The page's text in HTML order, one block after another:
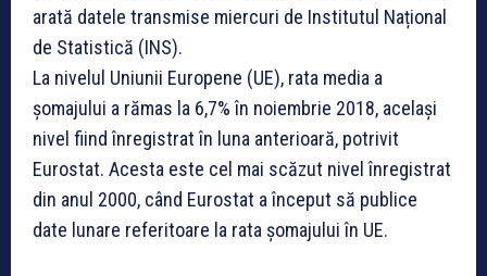
arată datele transmise miercuri de Institutul Național
de Statistică (INS).
La nivelul Uniunii Europene (UE), rata media a
șomajului a rămas la 6,7% în noiembrie 2018, același
nivel fiind înregistrat în luna anterioară, potrivit
Eurostat. Acesta este cel mai scăzut nivel înregistrat
din anul 2000, când Eurostat a început să publice
date lunare referitoare la rata șomajului în UE.